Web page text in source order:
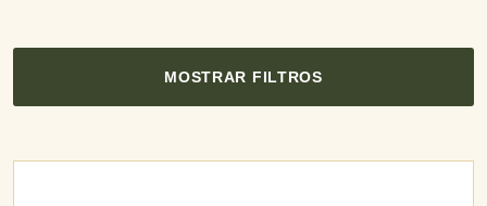
MOSTRAR FILTROS